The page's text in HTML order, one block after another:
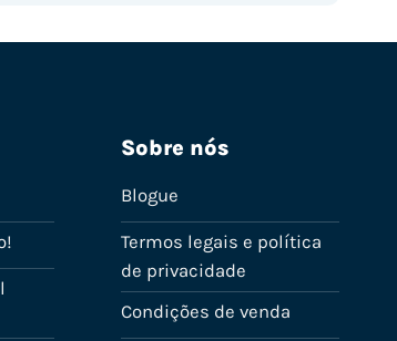
Sobre nós
Blogue
Termos legais e política
de privacidade
Condições de venda